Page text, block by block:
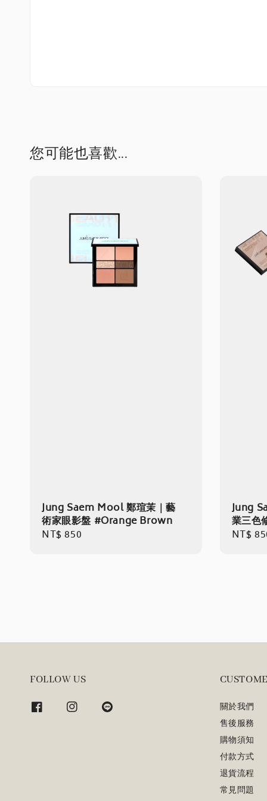
您可能也喜歡...
Jung Saem Mool 鄭瑄茉｜藝
術家眼影盤 #Orange Brown
Regular
NT$ 850
Jung
業三色
NT$
FOLLOW US
關於我們
售後服務
購物須知
付款方式
退貨流程
常見問題